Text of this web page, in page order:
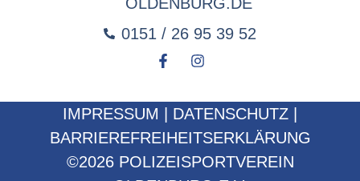
0151 / 26 95 39 52
IMPRESSUM DATENSCHUTZ
BARRIEREFREIHEITSERKLÄRUNG
©2026 POLIZEISPORTVEREIN